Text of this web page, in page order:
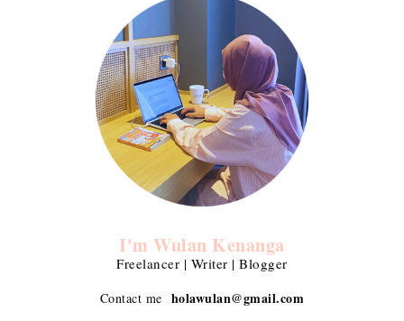
I'm Wulan Kenanga
Freelancer | Writer | Blogger
Contact me holawulan@gmail.com